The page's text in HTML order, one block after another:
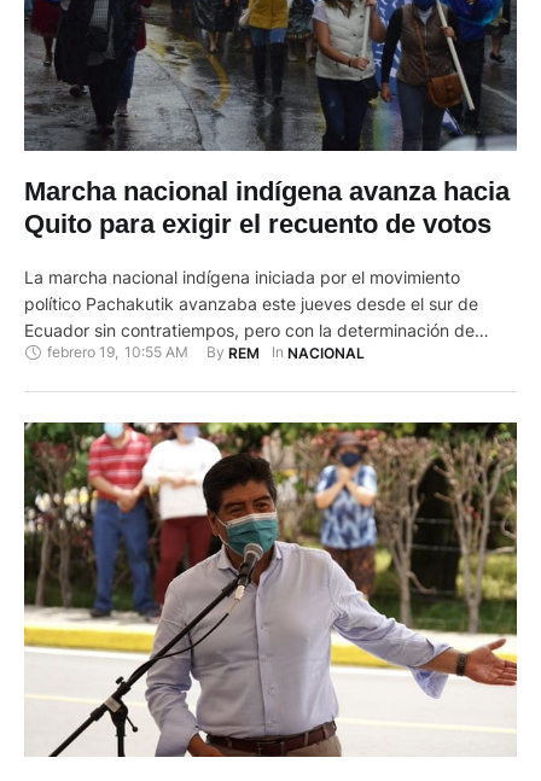
Marcha nacional indígena avanza hacia
Quito para exigir el recuento de votos
La marcha nacional indígena iniciada por el movimiento
político Pachakutik avanzaba este jueves desde el sur de
Ecuador sin contratiempos, pero con la determinación de
exigir al Consejo Nacional Electoral (CNE) el recuento de
febrero 19, 10:55 AM By REM In NACIONAL